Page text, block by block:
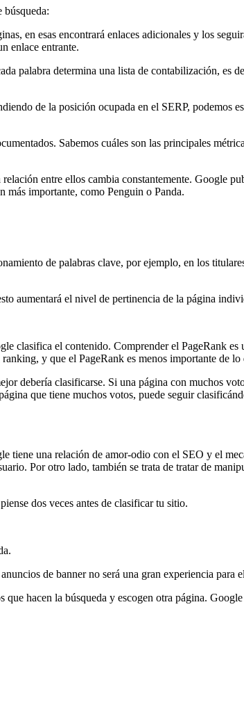
búsqueda:
en esas encontrará enlaces adicionales y los
enlace entrante.
palabra determina una lista de contabilización, es
de la posición ocupada en el SERP, podemos
Sabemos cuáles son las principales
entre ellos cambia constantemente. Google
más importante, como Penguin o Panda.
de palabras clave, por ejemplo, en los
aumentará el nivel de pertinencia de la página
clasifica el contenido. Comprender el PageRank es
y que el PageRank es menos importante de lo
debería clasificarse. Si una página con muchos
que tiene muchos votos, puede seguir
tiene una relación de amor-odio con el SEO y el
Por otro lado, también se trata de tratar de
dos veces antes de clasificar tu sitio.
de banner no será una gran experiencia para
hacen la búsqueda y escogen otra página.